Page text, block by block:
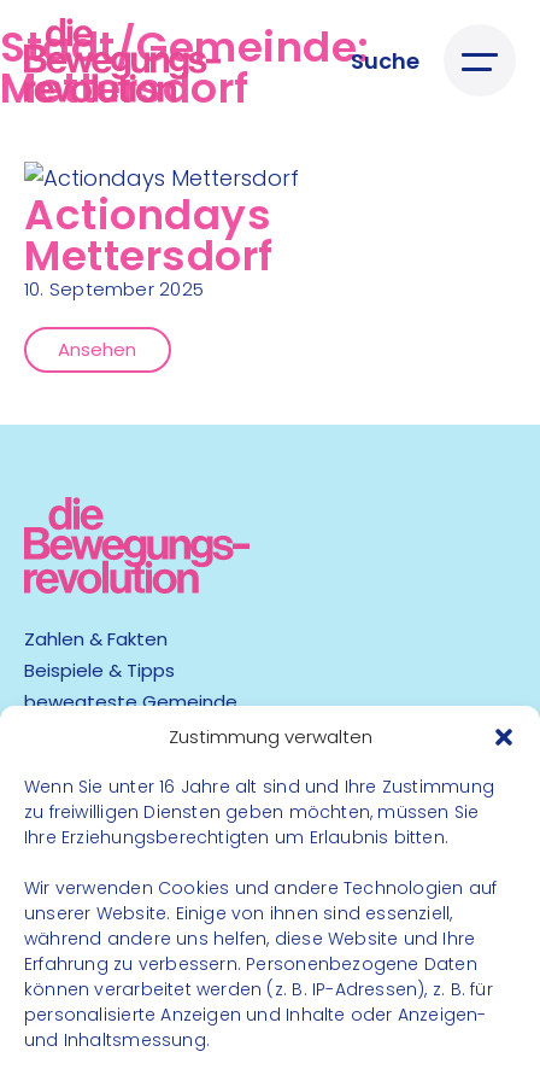
Zustimmung verwalten
Wenn Sie unter 16 Jahre alt sind und Ihre Zustimmung
zu freiwilligen Diensten geben möchten, müssen Sie
Ihre Erziehungsberechtigten um Erlaubnis bitten.
Wir verwenden Cookies und andere Technologien auf
unserer Website. Einige von ihnen sind essenziell,
während andere uns helfen, diese Website und Ihre
Erfahrung zu verbessern. Personenbezogene Daten
können verarbeitet werden (z. B. IP-Adressen), z. B. für
personalisierte Anzeigen und Inhalte oder Anzeigen-
und Inhaltsmessung.
Suche
Stadt/Gemeinde:
Mettersdorf
Actiondays
Mettersdorf
10. September 2025
Ansehen
Zahlen & Fakten
Beispiele & Tipps
bewegteste Gemeinde
Barrierefreiheit
Datenschutz
Impressum
Kontakt
FOLGE UNS
Instagram
Facebook